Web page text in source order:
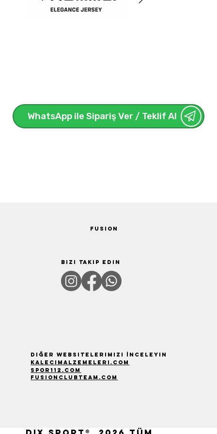
WhatsApp ile Sipariş Ver / Teklif Al
FUSION
Diğer Websitelerimizi İnceleyin
kalecimalzemeleri.com
spor112.com
fusionclubteam.com
Bizi Takip Edin